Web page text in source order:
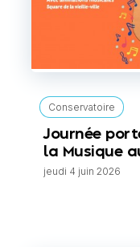
Conservatoire
Journée
la Musique
jeudi 4 juin 2026